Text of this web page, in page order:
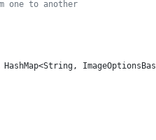
one to another
HashMap<String,